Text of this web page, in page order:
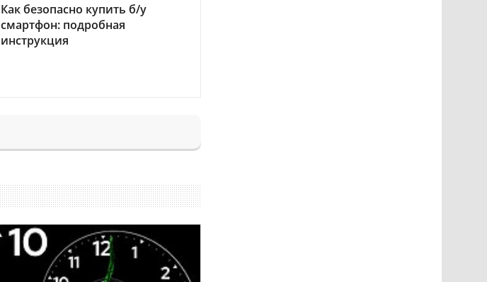
Как безопасно купить б/у
смартфон: подробная
инструкция